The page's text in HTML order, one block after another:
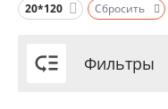
20*120 Сбросить
 Фильтры